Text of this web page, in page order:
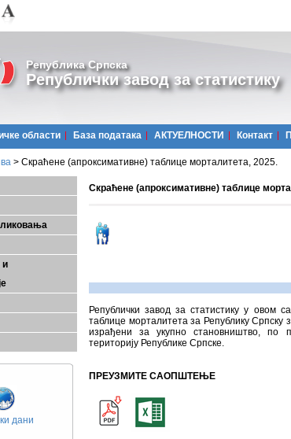
Република Српска
Републички завод за статистику
области Базa података АКТУЕЛНОСТИ Контакт
> Скраћене (апроксимативне) таблице морталитета, 2025.
и
дани
Скраћене (апроксимативне) таблице
Републички завод за статистику у овом
таблице морталитета за Републику
израђени за укупно становништво, по
територију Републике Српске.
ПРЕУЗМИТЕ САОПШТЕЊЕ